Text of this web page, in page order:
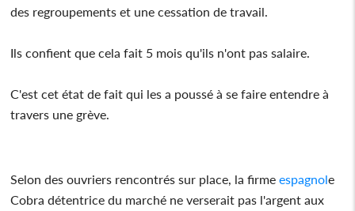
des regroupements et une cessation de travail.
Ils confient que cela fait 5 mois qu'ils n'ont pas salaire.
C'est cet état de fait qui les a poussé à se faire entendre à
travers une grève.
Selon des ouvriers rencontrés sur place, la firmeespagnole
Cobra détentrice du marché ne verserait pas l'argent aux